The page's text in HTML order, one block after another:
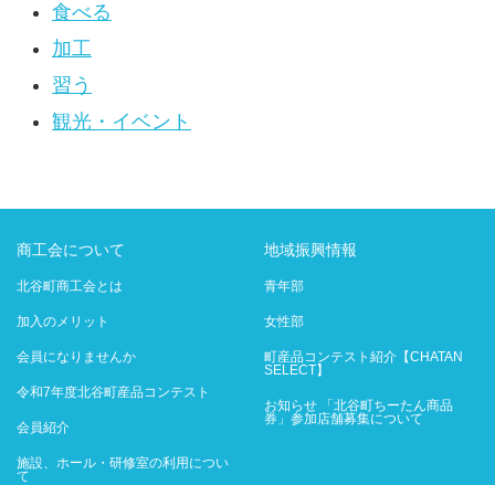
食べる
加工
習う
観光・イベント
商工会について
北谷町商工会とは
加入のメリット
会員になりませんか
令和7年度北谷町産品コンテスト
会員紹介
施設、ホール・研修室の利用につい
て
地域振興情報
青年部
女性部
町産品コンテスト紹介【CHATAN
SELECT】
お知らせ 「北谷町ちーたん商品
券」参加店舗募集について